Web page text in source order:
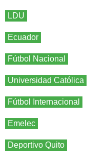
LDU
Ecuador
Fútbol Nacional
Universidad Católica
Fútbol Internacional
Emelec
Deportivo Quito